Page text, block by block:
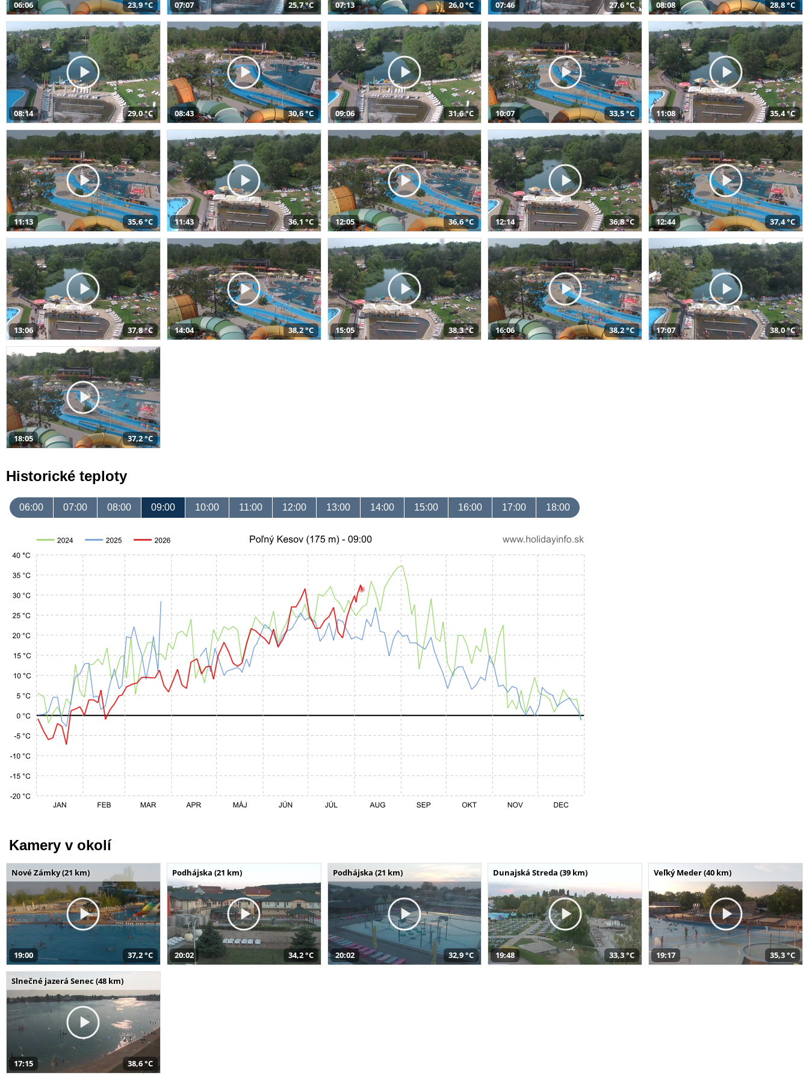
06:06 23,9 °C 07:07 25,7 °C 07:13 26,0 °C 07:46 27,6 °C 08:08 28,8 °C
08:14 29,0 °C 08:43 30,6 °C 09:06 31,6 °C 10:07 33,5 °C 11:08 35,4 °C
11:13 35,6 °C 11:43 36,1 °C 12:05 36,6 °C 12:14 36,8 °C 12:44 37,4 °C
13:06 37,8 °C 14:04 38,2 °C 15:05 38,3 °C 16:06 38,2 °C 17:07 38,0 °C
18:05 37,2 °C
Historické teploty
06:00 07:00 08:00 09:00 10:00 11:00 12:00 13:00 14:00 15:00 16:00 17:00 18:00
Kamery v okolí
Nové Zámky (21 km)
19:00 37,2 °C
Podhájska (21 km)
20:02 34,2 °C
Podhájska (21 km)
20:02 32,9 °C
Dunajská Streda (39 km)
19:48 33,3 °C
Veľký Meder (40 km)
19:17 35,3 °C
Slnečné jazerá Senec (48 km)
17:15 38,6 °C